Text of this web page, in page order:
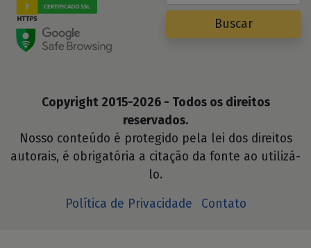
Buscar
Copyright 2015-2026 - Todos os direitos
reservados.
Nosso conteúdo é protegido pela lei dos direitos
autorais, é obrigatória a citação da fonte ao utilizá-
lo.
Política de Privacidade
Contato